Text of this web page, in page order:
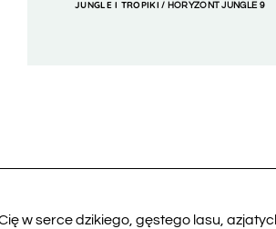
JUNGLE I TROPIKI / HORYZONT JUNGLE 9
w serce dzikiego, gęstego lasu,